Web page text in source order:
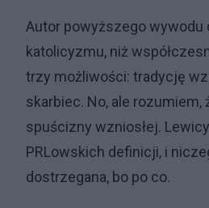
Autor powyższego wywodu
katolicyzmu, niż
trzy możliwości: tradycję
skarbiec. No, ale
spuścizny wzniosłej.
PRLowskich definicji, i
dostrzegana, bo po co.